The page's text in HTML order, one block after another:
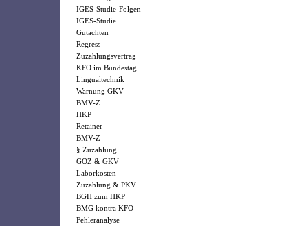
IGES-Studie-Folgen
IGES-Studie
Gutachten
Regress
Zuzahlungsvertrag
KFO im Bundestag
Lingualtechnik
Warnung GKV
BMV-Z
HKP
Retainer
BMV-Z
§ Zuzahlung
GOZ & GKV
Laborkosten
Zuzahlung & PKV
BGH zum HKP
BMG kontra KFO
Fehleranalyse